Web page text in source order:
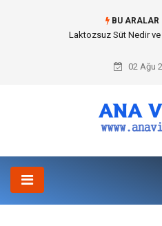
BU ARALAR
Cold mix asphalt plant (Soğuk Asfalt
02 Ağu